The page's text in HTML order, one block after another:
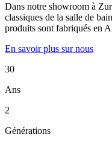
Dans notre showroom à
classiques de la salle de
produits sont fabriqués en
En savoir plus sur nous
30
Ans
2
Générations